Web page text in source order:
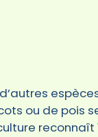
ou de pois
reconnaît